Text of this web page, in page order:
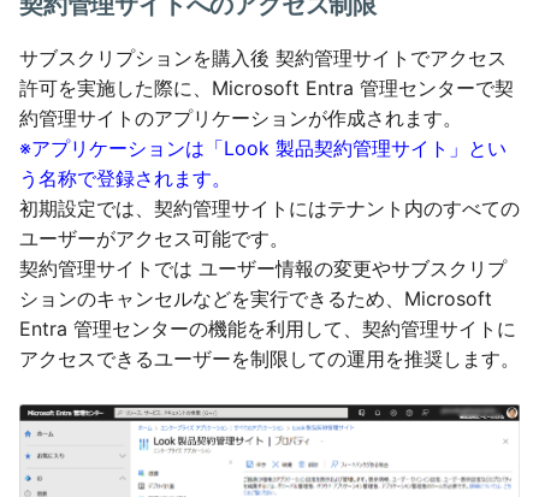
サブスクリプションを購入後 契約管理サイトでアクセス
許可を実施した際に、Microsoft Entra 管理センターで契
約管理サイトのアプリケーションが作成されます。
※アプリケーションは「Look 製品契約管理サイト」とい
う名称で登録されます。
初期設定では、契約管理サイトにはテナント内のすべての
ユーザーがアクセス可能です。
契約管理サイトでは ユーザー情報の変更やサブスクリプ
ションのキャンセルなどを実行できるため、Microsoft
Entra 管理センターの機能を利用して、契約管理サイトに
アクセスできるユーザーを制限しての運用を推奨します。